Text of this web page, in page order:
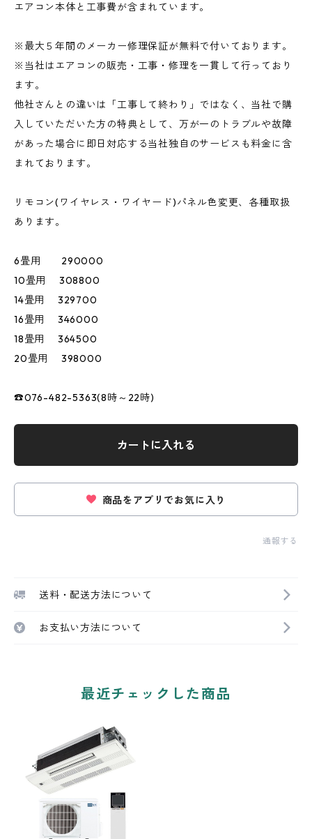
エアコン本体と工事費が含まれています。
※最大５年間のメーカー修理保証が無料で付いております。
※当社はエアコンの販売・工事・修理を一貫して行っており
ます。
他社さんとの違いは「工事して終わり」ではなく、当社で購
入していただいた方の特典として、万が一のトラブルや故障
があった場合に即日対応する当社独自のサービスも料金に含
まれております。
リモコン(ワイヤレス・ワイヤード)パネル色変更、各種取扱
あります。
6畳用 290000
10畳用 308800
14畳用 329700
16畳用 346000
18畳用 364500
20畳用 398000
☎076-482-5363(8時～22時)
カートに入れる
商品をアプリでお気に入り
通報する
送料・配送方法について
お支払い方法について
最近チェックした商品